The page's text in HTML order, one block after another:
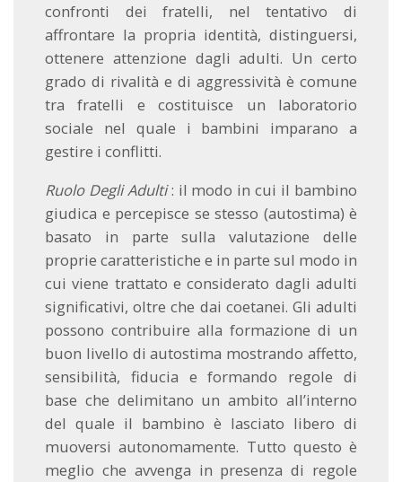
confronti dei fratelli, nel tentativo di
affrontare la propria identità, distinguersi,
ottenere attenzione dagli adulti. Un certo
grado di rivalità e di aggressività è comune
tra fratelli e costituisce un laboratorio
sociale nel quale i bambini imparano a
gestire i conflitti.
Ruolo Degli Adulti: il modo in cui il bambino
giudica e percepisce se stesso (autostima) è
basato in parte sulla valutazione delle
proprie caratteristiche e in parte sul modo in
cui viene trattato e considerato dagli adulti
significativi, oltre che dai coetanei. Gli adulti
possono contribuire alla formazione di un
buon livello di autostima mostrando affetto,
sensibilità, fiducia e formando regole di
base che delimitano un ambito all’interno
del quale il bambino è lasciato libero di
muoversi autonomamente. Tutto questo è
meglio che avvenga in presenza di regole